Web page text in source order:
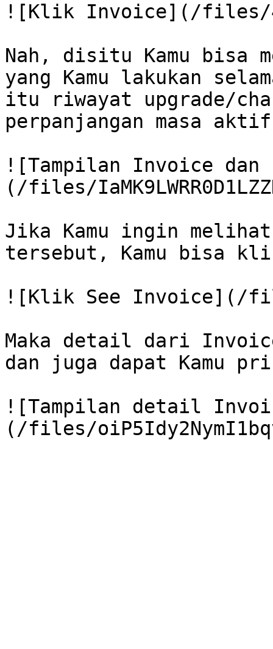
![Klik Invoice](/files/
Nah, disitu Kamu bisa
yang Kamu lakukan
itu riwayat upgrade/
perpanjangan masa
![Tampilan Invoice
(/files/
Jika Kamu ingin
tersebut, Kamu bisa
![Klik See Invoice](/
Maka detail dari
dan juga dapat Kamu
![Tampilan detail